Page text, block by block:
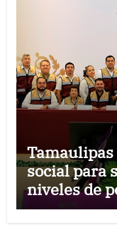
social para
niveles de
Américo